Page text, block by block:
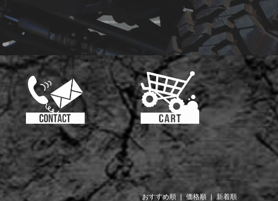
おすすめ順 |価格順 |新着順